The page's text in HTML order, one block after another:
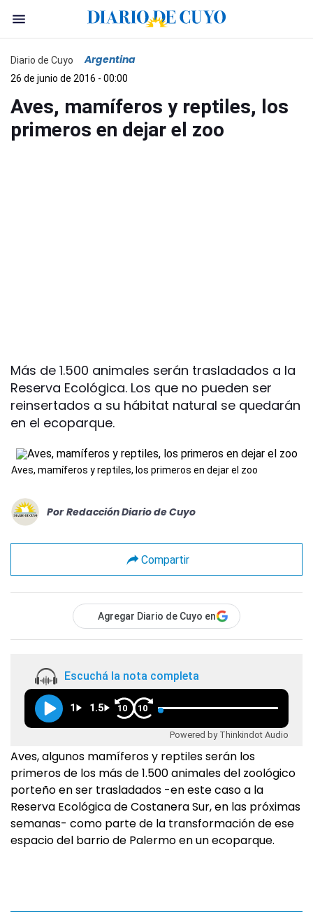
Diario de Cuyo Argentina
26 de junio de 2016 - 00:00
Aves, mamíferos y reptiles, los
primeros en dejar el zoo
Más de 1.500 animales serán trasladados a la
Reserva Ecológica. Los que no pueden ser
reinsertados a su hábitat natural se quedarán
en el ecoparque.
Aves, mamíferos y reptiles, los primeros en dejar el zoo
Por Redacción Diario de Cuyo
Compartir
Agregar Diario de Cuyo en
Escuchá la nota completa
1 1.5 10 10
Powered by Thinkindot Audio
Aves, algunos mamíferos y reptiles serán los
primeros de los más de 1.500 animales del zoológico
porteño en ser trasladados -en este caso a la
Reserva Ecológica de Costanera Sur, en las próximas
semanas- como parte de la transformación de ese
espacio del barrio de Palermo en un ecoparque.